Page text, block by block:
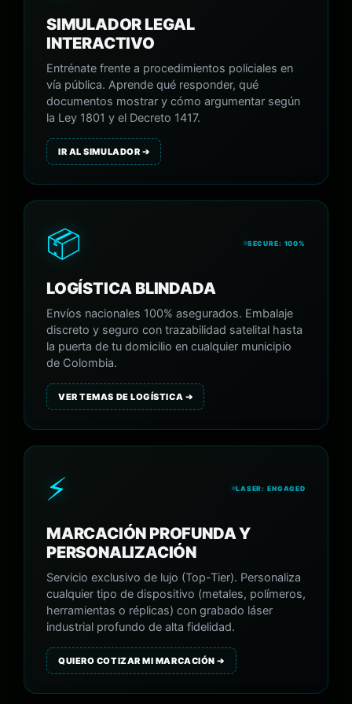
SIMULADOR LEGAL
INTERACTIVO
Entrénate frente a procedimientos policiales en
vía pública. Aprende qué responder, qué
documentos mostrar y cómo argumentar según
la Ley 1801 y el Decreto 1417.
IR AL SIMULADOR ➔
📦 SECURE: 100%
LOGÍSTICA BLINDADA
Envíos nacionales 100% asegurados. Embalaje
discreto y seguro con trazabilidad satelital hasta
la puerta de tu domicilio en cualquier municipio
de Colombia.
VER TEMAS DE LOGÍSTICA ➔
⚡ LASER: ENGAGED
MARCACIÓN PROFUNDA Y
PERSONALIZACIÓN
Servicio exclusivo de lujo (Top-Tier). Personaliza
cualquier tipo de dispositivo (metales, polímeros,
herramientas o réplicas) con grabado láser
industrial profundo de alta fidelidad.
QUIERO COTIZAR MI MARCACIÓN ➔